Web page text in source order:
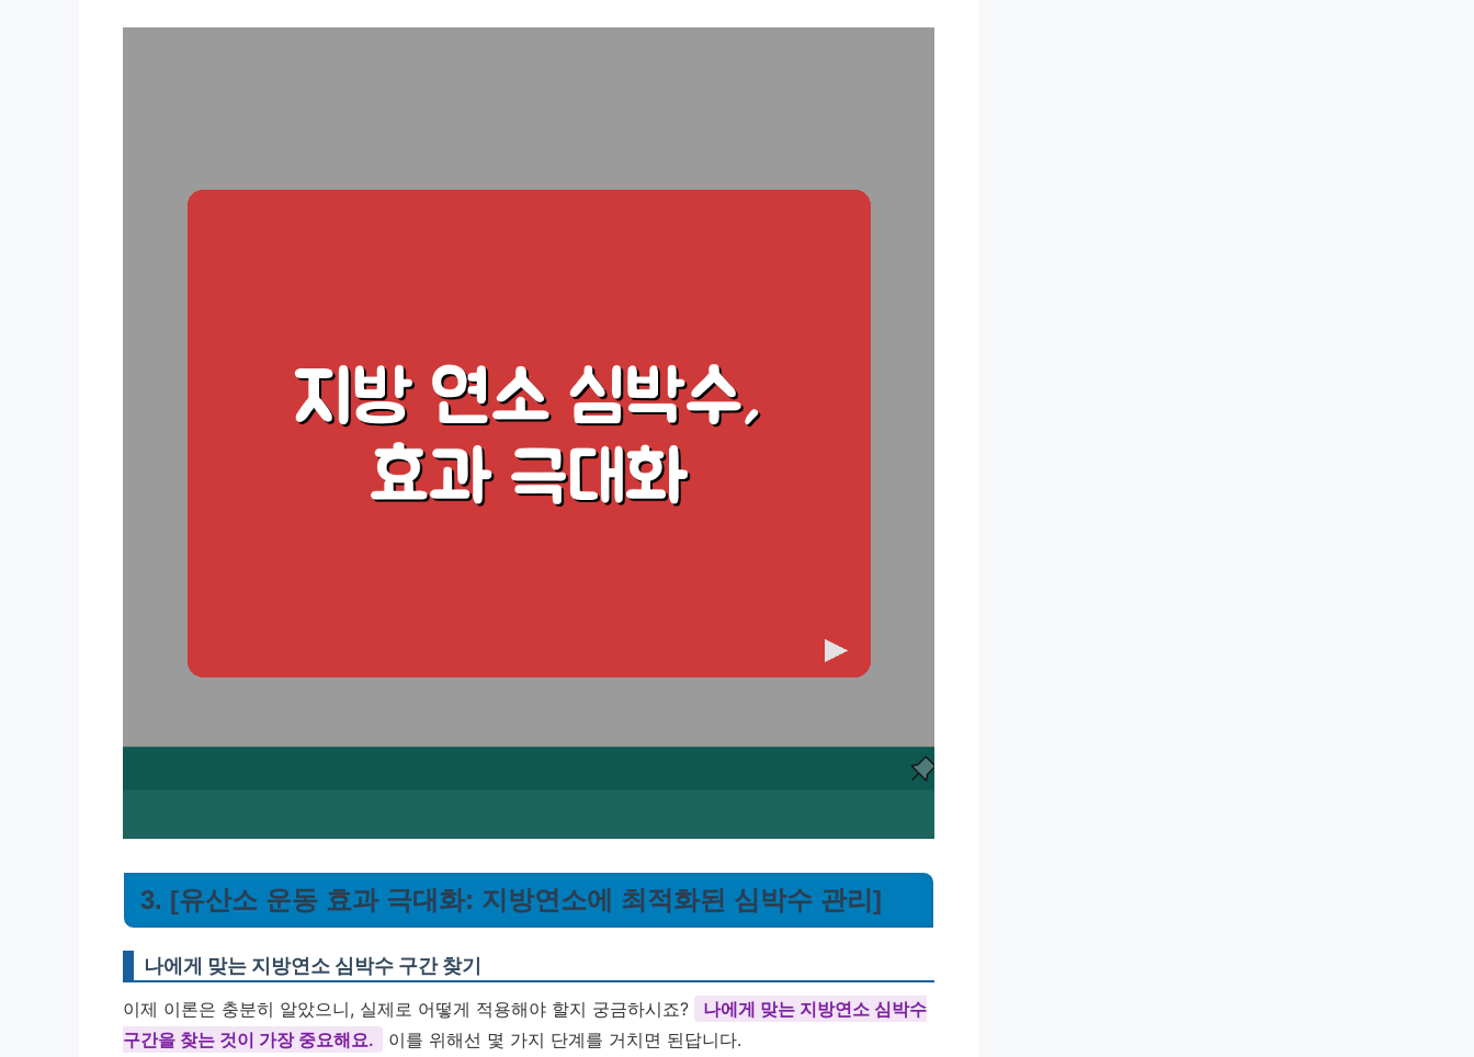
3. [유산소 운동 효과 극대화: 지방연소에 최적화된 심박수 관리]
나에게 맞는 지방연소 심박수 구간 찾기
이제 이론은 충분히 알았으니, 실제로 어떻게 적용해야 할지 궁금하시죠?
나에게 맞는 지방연소 심박수
구간을 찾는 것이 가장 중요해요.
이를 위해선 몇 가지 단계를 거치면 된답니다.